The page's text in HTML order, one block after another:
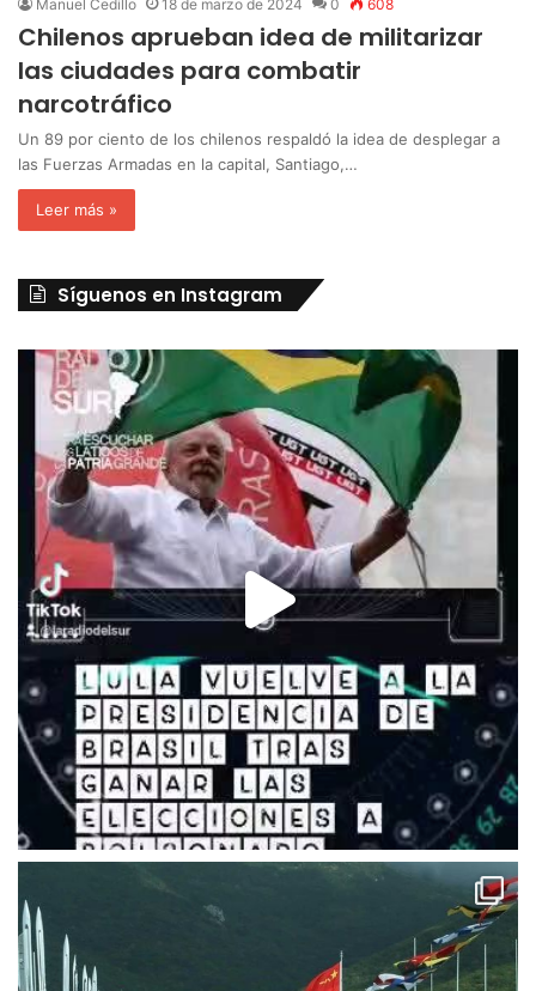
Manuel Cedillo 18 de marzo de 2024 0 608
Chilenos aprueban idea de militarizar
las ciudades para combatir
narcotráfico
Un 89 por ciento de los chilenos respaldó la idea de desplegar a
las Fuerzas Armadas en la capital, Santiago,…
Leer más »
Síguenos en Instagram